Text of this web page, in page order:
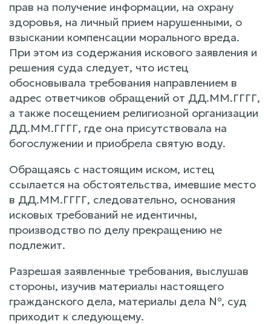
прав на получение информации, на охрану
здоровья, на личный прием нарушенными, о
взыскании компенсации морального вреда.
При этом из содержания искового заявления и
решения суда следует, что истец
обосновывала требования направлением в
адрес ответчиков обращений от ДД.ММ.ГГГГ,
а также посещением религиозной организации
ДД.ММ.ГГГГ, где она присутствовала на
богослужении и приобрела святую воду.
Обращаясь с настоящим иском, истец
ссылается на обстоятельства, имевшие место
в ДД.ММ.ГГГГ, следовательно, основания
исковых требований не идентичны,
производство по делу прекращению не
подлежит.
Разрешая заявленные требования, выслушав
стороны, изучив материалы настоящего
гражданского дела, материалы дела №, суд
приходит к следующему.